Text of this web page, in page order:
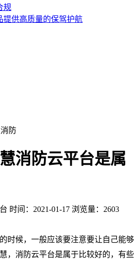
规
提供高质量的保驾护航
防
消防云平台是属
时间：2021-01-17 浏览量：2603
的时候，一般应该要注意要让自己能够
，消防云平台是属于比较好的，有些